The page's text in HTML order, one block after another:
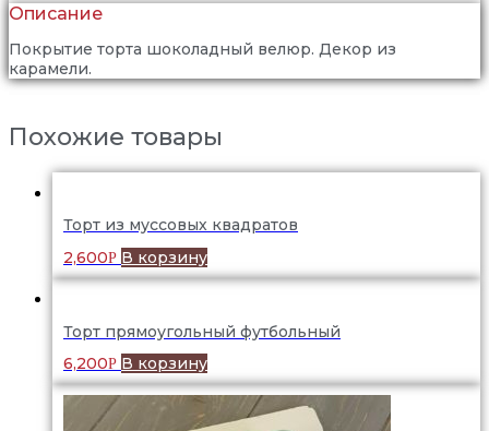
Описание
Покрытие торта шоколадный велюр. Декор из
карамели.
Похожие товары
Торт из муссовых квадратов
2,600Р В корзину
Торт прямоугольный футбольный
6,200Р В корзину